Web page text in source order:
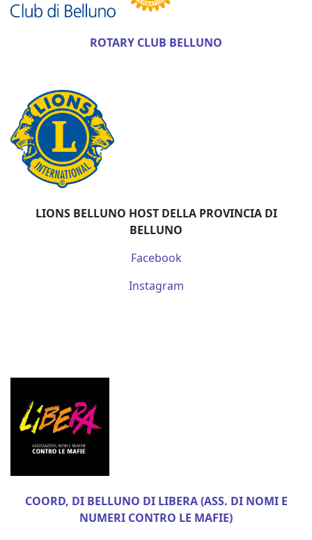
ROTARY CLUB BELLUNO
LIONS BELLUNO HOST DELLA PROVINCIA DI
BELLUNO
Facebook
Instagram
COORD, DI BELLUNO DI LIBERA(ASS. DI NOMI E
NUMERI CONTRO LE MAFIE)